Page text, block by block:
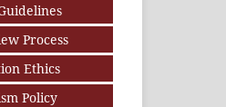
Process
Ethics
Policy